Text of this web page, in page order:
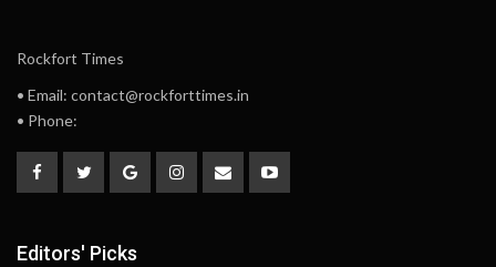
Rockfort Times
• Email: contact@rockforttimes.in
• Phone:
Editors' Picks